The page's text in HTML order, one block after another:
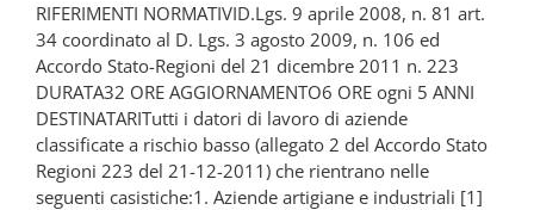
RIFERIMENTI NORMATIVID.Lgs. 9 aprile 2008, n. 81 art.
34 coordinato al D. Lgs. 3 agosto 2009, n. 106 ed
Accordo Stato-Regioni del 21 dicembre 2011 n. 223
DURATA32 ORE AGGIORNAMENTO6 ORE ogni 5 ANNI
DESTINATARITutti i datori di lavoro di aziende
classificate a rischio basso (allegato 2 del Accordo Stato
Regioni 223 del 21-12-2011) che rientrano nelle
seguenti casistiche:1. Aziende artigiane e industriali [1]